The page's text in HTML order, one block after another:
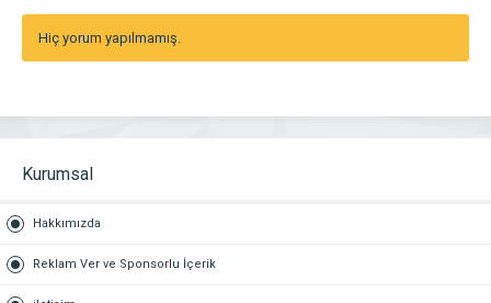
Hiç yorum yapılmamış.
Kurumsal
Hakkımızda
Reklam Ver ve Sponsorlu İçerik